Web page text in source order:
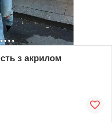
з акрилом